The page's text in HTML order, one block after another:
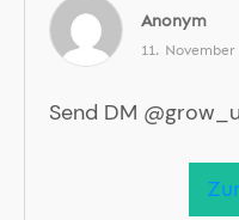
Anonym
11. November
Send DM